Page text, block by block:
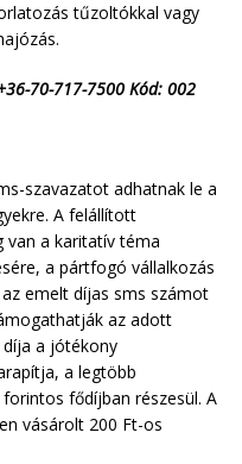
tűzoltókkal vagy
70-717-7500 Kód: 002
szavazatot adhatnak le a
A felállított
van a karitatív téma
a pártfogó vállalkozás
emelt díjas sms számot
az adott
díja a jótékony
a legtöbb
fődíjban részesül. A
vásárolt 200 Ft-os